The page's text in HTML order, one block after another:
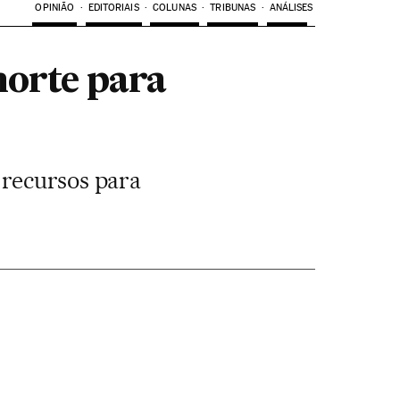
OPINIÃO EDITORIAIS COLUNAS TRIBUNAS ANÁLISES
para
para